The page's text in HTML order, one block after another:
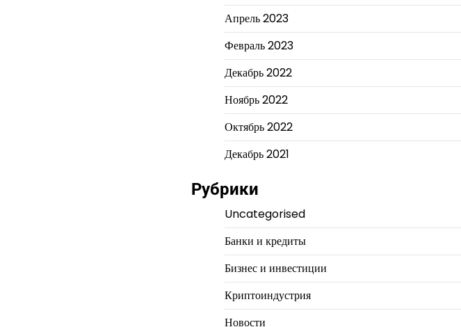
Апрель 2023
Февраль 2023
Декабрь 2022
Ноябрь 2022
Октябрь 2022
Декабрь 2021
Рубрики
Uncategorised
Банки и кредиты
Бизнес и инвестиции
Криптоиндустрия
Новости